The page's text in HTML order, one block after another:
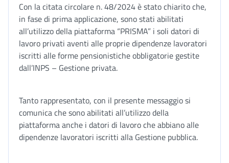
Con la citata circolare n. 48/2024 è stato chiarito che,
in fase di prima applicazione, sono stati abilitati
all’utilizzo della piattaforma “PRISMA” i soli datori di
lavoro privati aventi alle proprie dipendenze lavoratori
iscritti alle forme pensionistiche obbligatorie gestite
dall’INPS – Gestione privata.
Tanto rappresentato, con il presente messaggio si
comunica che sono abilitati all’utilizzo della
piattaforma anche i datori di lavoro che abbiano alle
dipendenze lavoratori iscritti alla Gestione pubblica.